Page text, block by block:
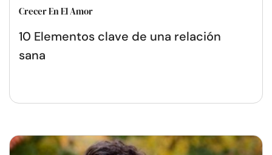
Crecer En El Amor
10 Elementos clave de una relación
sana